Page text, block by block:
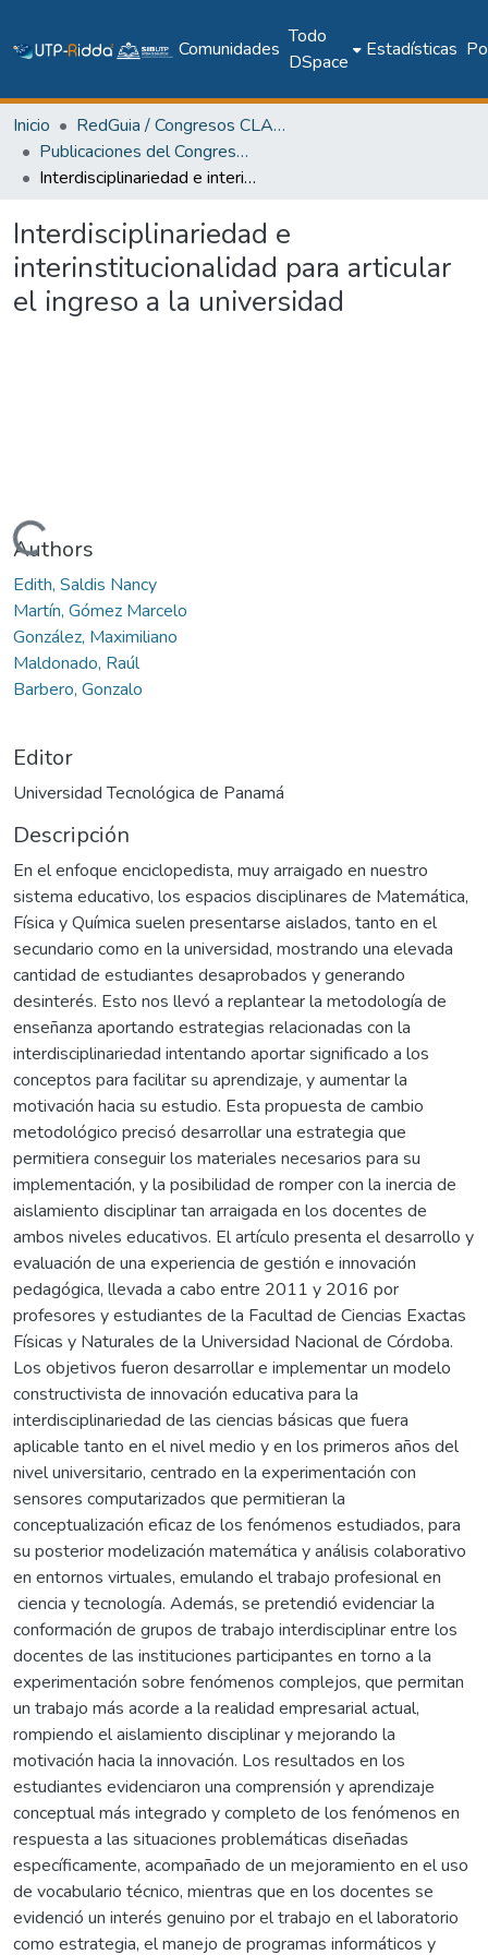
Comunidades
Todo
DSpace
Estadísticas
Inicio
RedGuia / Congresos CLABES
Publicaciones del Congreso Internacional CLABES
Interdisciplinariedad e interinstitucionalidad para articular el ingreso a la universidad
Interdisciplinariedad e
interinstitucionalidad para articular
el ingreso a la universidad
Cargando...
Authors
Edith, Saldis Nancy
Martín, Gómez Marcelo
González, Maximiliano
Maldonado, Raúl
Barbero, Gonzalo
Editor
Universidad Tecnológica de Panamá
Descripción
En el enfoque enciclopedista, muy arraigado en nuestro
sistema educativo, los espacios disciplinares de Matemática,
Física y Química suelen presentarse aislados, tanto en el
secundario como en la universidad, mostrando una elevada
cantidad de estudiantes desaprobados y generando
desinterés. Esto nos llevó a replantear la metodología de
enseñanza aportando estrategias relacionadas con la
interdisciplinariedad intentando aportar significado a los
conceptos para facilitar su aprendizaje, y aumentar la
motivación hacia su estudio. Esta propuesta de cambio
metodológico precisó desarrollar una estrategia que
permitiera conseguir los materiales necesarios para su
implementación, y la posibilidad de romper con la inercia de
aislamiento disciplinar tan arraigada en los docentes de
ambos niveles educativos. El artículo presenta el desarrollo y
evaluación de una experiencia de gestión e innovación
pedagógica, llevada a cabo entre 2011 y 2016 por
profesores y estudiantes de la Facultad de Ciencias Exactas
Físicas y Naturales de la Universidad Nacional de Córdoba.
Los objetivos fueron desarrollar e implementar un modelo
constructivista de innovación educativa para la
interdisciplinariedad de las ciencias básicas que fuera
aplicable tanto en el nivel medio y en los primeros años del
nivel universitario, centrado en la experimentación con
sensores computarizados que permitieran la
conceptualización eficaz de los fenómenos estudiados, para
su posterior modelización matemática y análisis colaborativo
en entornos virtuales, emulando el trabajo profesional en
ciencia y tecnología. Además, se pretendió evidenciar la
conformación de grupos de trabajo interdisciplinar entre los
docentes de las instituciones participantes en torno a la
experimentación sobre fenómenos complejos, que permitan
un trabajo más acorde a la realidad empresarial actual,
rompiendo el aislamiento disciplinar y mejorando la
motivación hacia la innovación. Los resultados en los
estudiantes evidenciaron una comprensión y aprendizaje
conceptual más integrado y completo de los fenómenos en
respuesta a las situaciones problemáticas diseñadas
específicamente, acompañado de un mejoramiento en el uso
de vocabulario técnico, mientras que en los docentes se
evidenció un interés genuino por el trabajo en el laboratorio
como estrategia, el manejo de programas informáticos y